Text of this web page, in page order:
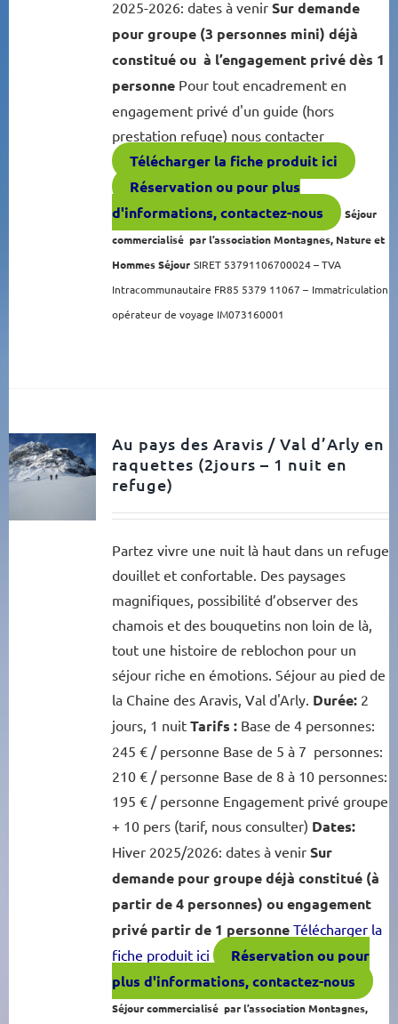
2025-2026: dates à venir Sur demande
pour groupe (3 personnes mini) déjà
constitué ou à l’engagement privé dès 1
personnePour tout encadrement en
engagement privé d'un guide (hors
prestation refuge) nous contacter
Télécharger la fiche produit ici
Réservation ou pour plus
d'informations, contactez-nous
Séjour
commercialisé par l’association Montagnes, Nature et
Hommes Séjour SIRET 53791106700024 – TVA
Intracommunautaire FR85 5379 11067 – Immatriculation
opérateur de voyage IM073160001
Au pays des Aravis / Val d’Arly en
raquettes (2jours – 1 nuit en
refuge)
Partez vivre une nuit là haut dans un refuge
douillet et confortable. Des paysages
magnifiques, possibilité d’observer des
chamois et des bouquetins non loin de là,
tout une histoire de reblochon pour un
séjour riche en émotions. Séjour au pied de
la Chaine des Aravis, Val d'Arly. Durée:2
jours, 1 nuit Tarifs :Base de 4 personnes:
245 € / personne Base de 5 à 7 personnes:
210 € / personne Base de 8 à 10 personnes:
195 € / personne Engagement privé groupe
+ 10 pers (tarif, nous consulter) Dates:
Hiver 2025/2026: dates à venir Sur
demande pour groupe déjà constitué (à
partir de 4 personnes) ou engagement
privé partir de 1 personne Télécharger la
fiche produit ici
Réservation ou pour
plus d'informations, contactez-nous
Séjour commercialisé par l’association Montagnes,